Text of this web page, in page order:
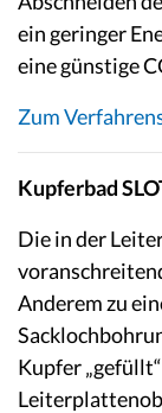
ein geringer
eine günstige
Zum
Kupferbad
Die in der
Anderem zu
Kupfer